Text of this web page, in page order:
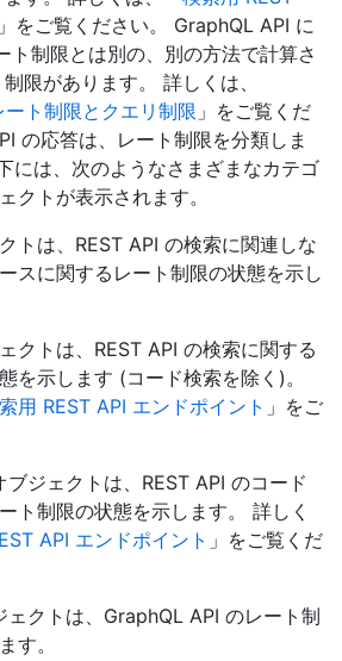
」をご覧ください。 GraphQL API に
ト制限とは別の、別の方法で計算さ
限があります。 詳しくは、
ト制限とクエリ制限 」をご覧くだ
の応答は、レート制限を分類しま
には、次のようなさまざまなカテゴ
クトが表示されます。
トは、REST API の検索に関連しな
スに関するレート制限の状態を示し
クトは、REST API の検索に関する
を示します (コード検索を除く)。
用 REST API エンドポイント 」をご
ブジェクトは、REST API のコード
ト制限の状態を示します。 詳しく
API エンドポイント 」をご覧くだ
ェクトは、GraphQL API のレート制
す。